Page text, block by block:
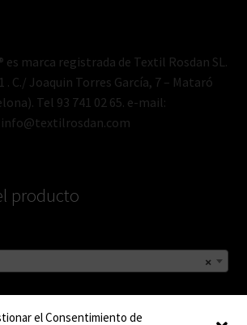
el Consentimiento de
es marca registrada de Textil Rosdan SL.
. C./ Joaquin Torres García, 7 – Mataró
Tel 93 741 02 65. e-mail:
info@textilrosdan.com
producto
×